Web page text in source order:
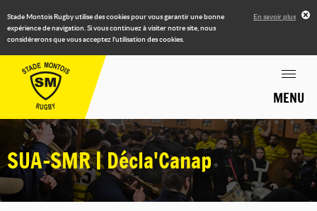
Stade Montois Rugby utilise des cookies pour vous garantir une bonne
expérience de navigation. Si vous continuez à visiter notre site, nous
considérerons que vous acceptez l'utilisation des cookies.
En savoir plus
MENU
SUA-SMR | Décla'Canap